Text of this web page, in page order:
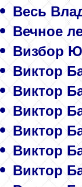
Весь
Вечное
Визбор
Виктор
Виктор
Виктор
Виктор
Виктор
Виктор